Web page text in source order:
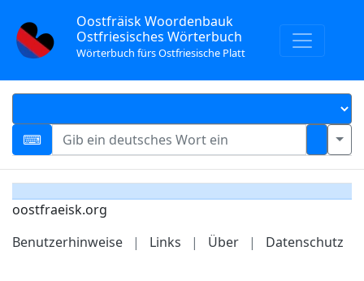
Oostfräisk Woordenbauk
Ostfriesisches Wörterbuch
Wörterbuch fürs Ostfriesische Platt
oostfraeisk.org
Benutzerhinweise
| Links | Über | Datenschutz